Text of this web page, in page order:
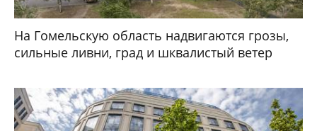
На Гомельскую область надвигаются грозы,
сильные ливни, град и шквалистый ветер